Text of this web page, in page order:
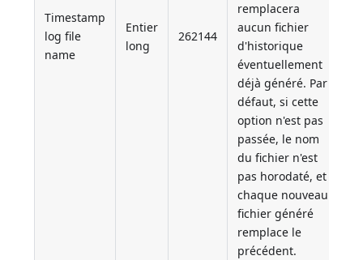
Timestamp
log file
name
Entier
long
262144
remplacera
aucun fichier
d'historique
éventuellement
déjà généré. Par
défaut, si cette
option n'est pas
passée, le nom
du fichier n'est
pas horodaté, et
chaque nouveau
fichier généré
remplace le
précédent.